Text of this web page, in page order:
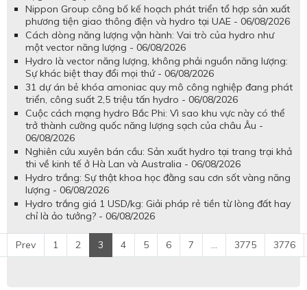
Nippon Group công bố kế hoạch phát triển tổ hợp sản xuất
phương tiện giao thông điện và hydro tại UAE - 06/08/2026
Cách dòng năng lượng vận hành: Vai trò của hydro như
một vector năng lượng - 06/08/2026
Hydro là vector năng lượng, không phải nguồn năng lượng:
Sự khác biệt thay đổi mọi thứ - 06/08/2026
31 dự án bẻ khóa amoniac quy mô công nghiệp đang phát
triển, công suất 2,5 triệu tấn hydro - 06/08/2026
Cuộc cách mạng hydro Bắc Phi: Vì sao khu vực này có thể
trở thành cường quốc năng lượng sạch của châu Âu -
06/08/2026
Nghiên cứu xuyên bán cầu: Sản xuất hydro tại trang trại khả
thi về kinh tế ở Hà Lan và Australia - 06/08/2026
Hydro trắng: Sự thật khoa học đằng sau cơn sốt vàng năng
lượng - 06/08/2026
Hydro trắng giá 1 USD/kg: Giải pháp rẻ tiền từ lòng đất hay
chỉ là ảo tưởng? - 06/08/2026
Prev 1 2 3 4 5 6 7 ... 3775 3776